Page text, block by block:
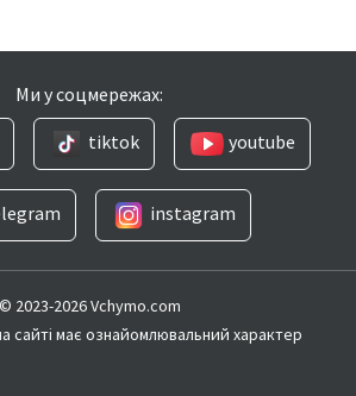
Ми у соцмережах:
tiktok youtube
instagram
© 2023-2026 Vchymo.com
сайті має ознайомлювальний характер